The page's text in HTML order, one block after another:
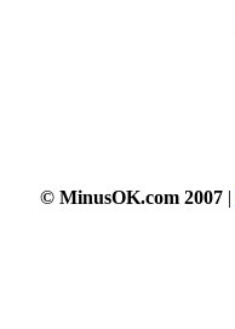
© MinusOK.com 2007 |